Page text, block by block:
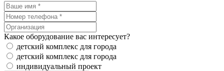
Какое оборудование вас интересует?
детский комплекс для города
детский комплекс для города
индивидуальный проект